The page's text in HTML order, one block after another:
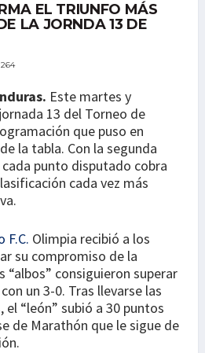
EL TRIUNFO MÁS
LA JORNDA 13 DE
264
Este martes y
13 del Torneo de
que puso en
la tabla. Con la segunda
punto disputado cobra
cada vez más
F.C. Olimpia recibió a los
su compromiso de la
“albos” consiguieron superar
un 3-0. Tras llevarse las
“león” subió a 30 puntos
de Marathón que le sigue de